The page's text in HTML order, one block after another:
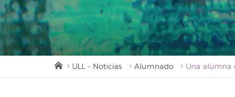
ULL - Noticias Alumnado